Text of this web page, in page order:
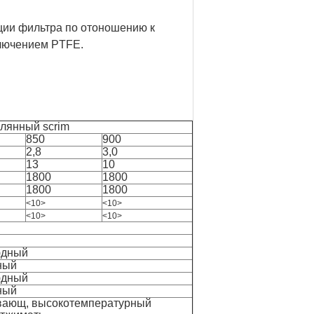
фильтра по отоношению к
PTFE.
scrim
850
900
2,8
3,0
13
10
1800
1800
1800
1800
<10> <10>
<10> <10>
высокотемпературный